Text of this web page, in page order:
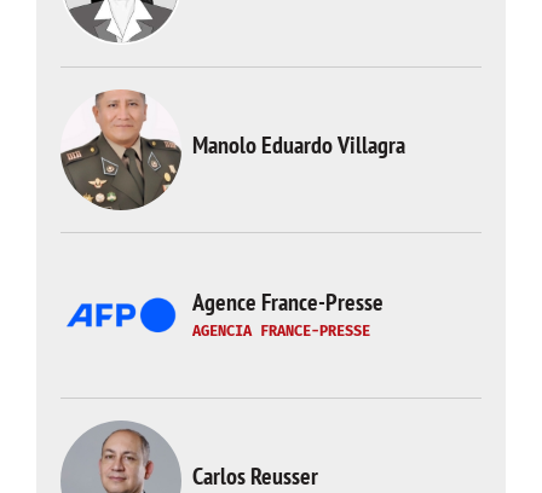
Manolo Eduardo Villagra
Agence France-Presse
AGENCIA FRANCE-PRESSE
Carlos Reusser